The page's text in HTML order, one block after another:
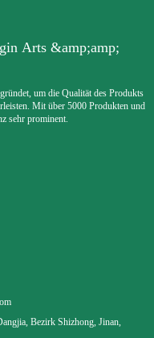
Arts &amp;amp;
um die Qualität des Produkts
Mit über 5000 Produkten und
sehr prominent.
Bezirk Shizhong, Jinan,